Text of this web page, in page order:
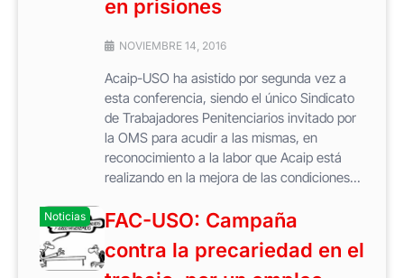
en prisiones
NOVIEMBRE 14, 2016
Acaip-USO ha asistido por segunda vez a
esta conferencia, siendo el único Sindicato
de Trabajadores Penitenciarios invitado por
la OMS para acudir a las mismas, en
reconocimiento a la labor que Acaip está
realizando en la mejora de las condiciones...
Noticias
FAC-USO: Campaña
contra la precariedad en el